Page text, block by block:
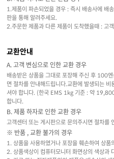
1.제품이 파손되었을 경우 : 즉시 배송사에 배
판을 통해 알려주세요.
2.주문한 제품과 다른 제품이 도착했을때 : 고
교환안내
A. 고객 변심으로 인한 교환 경우
배송받은 상품을 그대로 포장해 주신 후 100
면 절차를 안내해드립니다.교환에 발생되는
셔야 합니다. (한국 EMS 1kg 기준 : 약
합니다.
B. 제품 하자로 인한 교환 경우
고객센터 또는 게시판으로 문의주시면 절차를
※ 반품 , 교환 불가의 경우
1. 상품을 사용하였거나 포장을 훼손하여 상품
2. 상품색상이 컴퓨터모니터 화면상의 색상과